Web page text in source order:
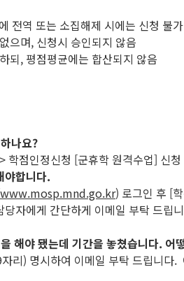
전역 또는 소집해제 시에는 신청 불가
으며, 신청시 승인되지 않음
되, 평점평균에는 합산되지 않음
나요?
점인정신청 [군휴학 원격수업] 신청
야합니다.
) 로그인 후 [
자에게 간단하게 이메일 부탁 드립
해야 됐는데 기간을 놓쳤습니다. 어
리) 명시하여 이메일 부탁 드립니다